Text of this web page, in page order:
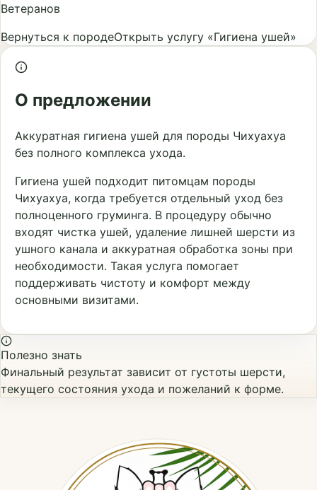
Ветеранов
Вернуться к породеОткрыть услугу «Гигиена ушей»
О предложении
Аккуратная гигиена ушей для породы Чихуахуа
без полного комплекса ухода.
Гигиена ушей подходит питомцам породы
Чихуахуа, когда требуется отдельный уход без
полноценного груминга. В процедуру обычно
входят чистка ушей, удаление лишней шерсти из
ушного канала и аккуратная обработка зоны при
необходимости. Такая услуга помогает
поддерживать чистоту и комфорт между
основными визитами.
Полезно знать
Финальный результат зависит от густоты шерсти,
текущего состояния ухода и пожеланий к форме.